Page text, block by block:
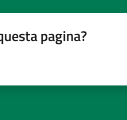
pagina?